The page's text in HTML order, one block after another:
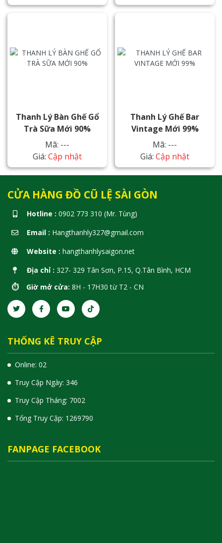
Thanh Lý Bàn Ghế Gổ
Trà Sữa Mới 90%
Mã: ---
Giá: Cập nhật
Thanh Lý Ghế Bar
Vintage Mới 99%
Mã: ---
Giá: Cập nhật
CỬA HÀNG ĐỒ CŨ LỆ SÀI GÒN
Hotline : 0902 773 310 (Mr. Tùng)
Email : Hangthanhly327@gmail.com
Website : hangthanhlysaigon.net
Địa chỉ : 327- 329 Tân Sơn, P.15, Q.Tân Bình, HCM
⏱️ Giờ mở cửa: 8H - 17H30 từ T2 - CN
THỐNG KÊ TRUY CẬP
Online: 02
Truy Cập Ngày: 346
Truy Cập Tháng: 7002
Tổng Truy Cập: 1 269790
FANPAGE FACEBOOK